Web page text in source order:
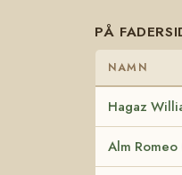
PÅ
NAMN
Hagaz
Alm Romeo